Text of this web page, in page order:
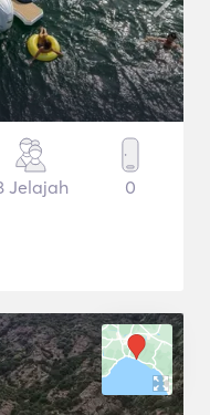
Jelajah 0